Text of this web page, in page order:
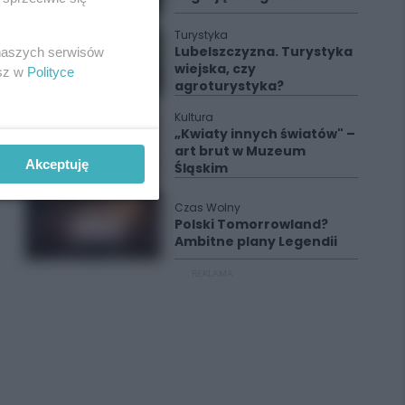
Turystyka
Lubelszczyzna. Turystyka
wiejska, czy
agroturystyka?
Kultura
„Kwiaty innych światów" –
art brut w Muzeum
Śląskim
Czas Wolny
Polski Tomorrowland?
Ambitne plany Legendii
serwisów
w Polityce
Akceptuję